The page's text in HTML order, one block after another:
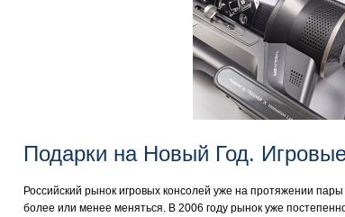
Подарки на Новый Год.
Российский рынок игровых консолей уже на протяжении
более или менее меняться. В 2006 году рынок уже